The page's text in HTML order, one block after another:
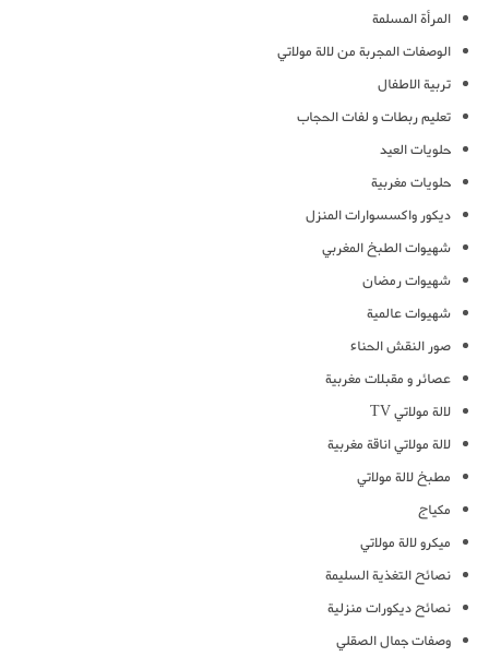
المرأة المسلمة
الوصفات المجربة من لالة مولاتي
تربية الاطفال
تعليم ربطات و لفات الحجاب
حلويات العيد
حلويات مغربية
ديكور واكسسوارات المنزل
شهيوات الطبخ المغربي
شهيوات رمضان
شهيوات عالمية
صور النقش الحناء
عصائر و مقبلات مغربية
لالة مولاتي TV
لالة مولاتي اناقة مغربية
مطبخ لالة مولاتي
مكياج
ميكرو لالة مولاتي
نصائح التغذية السليمة
نصائح ديكورات منزلية
وصفات جمال الصقلي